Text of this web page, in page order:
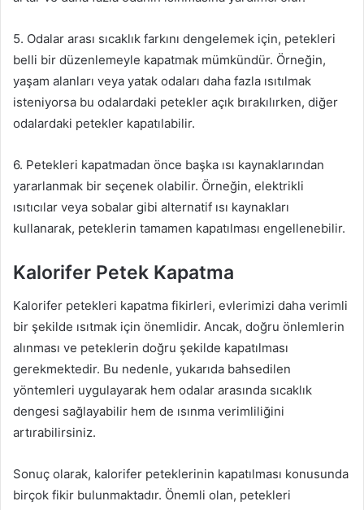
5. Odalar arası sıcaklık farkını dengelemek için, petekleri
belli bir düzenlemeyle kapatmak mümkündür. Örneğin,
yaşam alanları veya yatak odaları daha fazla ısıtılmak
isteniyorsa bu odalardaki petekler açık bırakılırken, diğer
odalardaki petekler kapatılabilir.
6. Petekleri kapatmadan önce başka ısı kaynaklarından
yararlanmak bir seçenek olabilir. Örneğin, elektrikli
ısıtıcılar veya sobalar gibi alternatif ısı kaynakları
kullanarak, peteklerin tamamen kapatılması engellenebilir.
Kalorifer Petek Kapatma
Kalorifer petekleri kapatma fikirleri, evlerimizi daha verimli
bir şekilde ısıtmak için önemlidir. Ancak, doğru önlemlerin
alınması ve peteklerin doğru şekilde kapatılması
gerekmektedir. Bu nedenle, yukarıda bahsedilen
yöntemleri uygulayarak hem odalar arasında sıcaklık
dengesi sağlayabilir hem de ısınma verimliliğini
artırabilirsiniz.
Sonuç olarak, kalorifer peteklerinin kapatılması konusunda
birçok fikir bulunmaktadır. Önemli olan, petekleri